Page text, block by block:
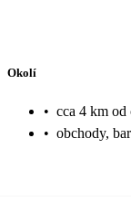
Okolí
• cca 4 km od
• obchody,